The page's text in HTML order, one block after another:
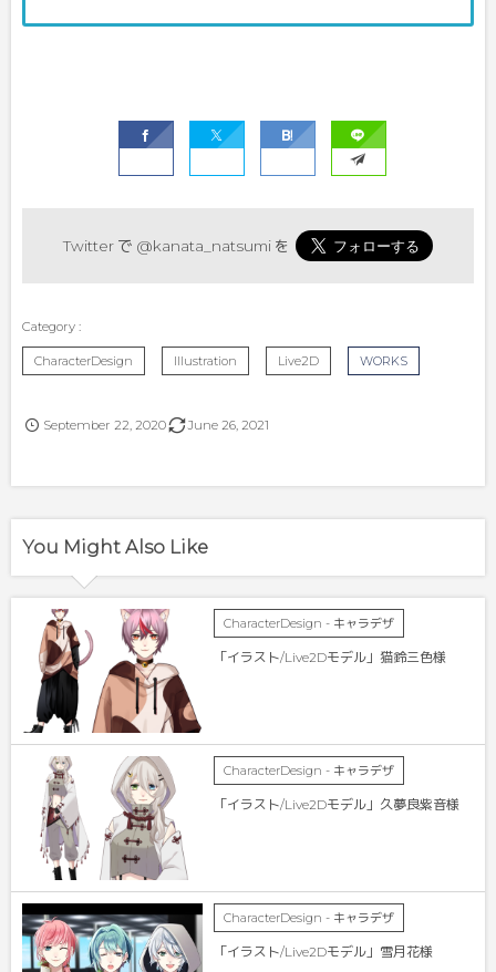
Twitter で @kanata_natsumi を
CharacterDesign Illustration Live2D WORKS
September 22,2020 June 26, 2021
You Might Also Like
CharacterDesign - キャラデザ
「イラスト/Live2Dモデル」猫鈴三色様
CharacterDesign - キャラデザ
「イラスト/Live2Dモデル」久夢良紫音様
CharacterDesign - キャラデザ
「イラスト/Live2Dモデル」雪月花様